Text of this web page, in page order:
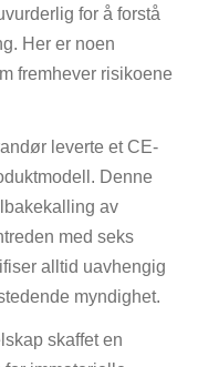
for å forstå
Her er noen
fremhever risikoene
leverte et CE-
Denne
av
med seks
alltid uavhengig
myndighet.
skaffet en